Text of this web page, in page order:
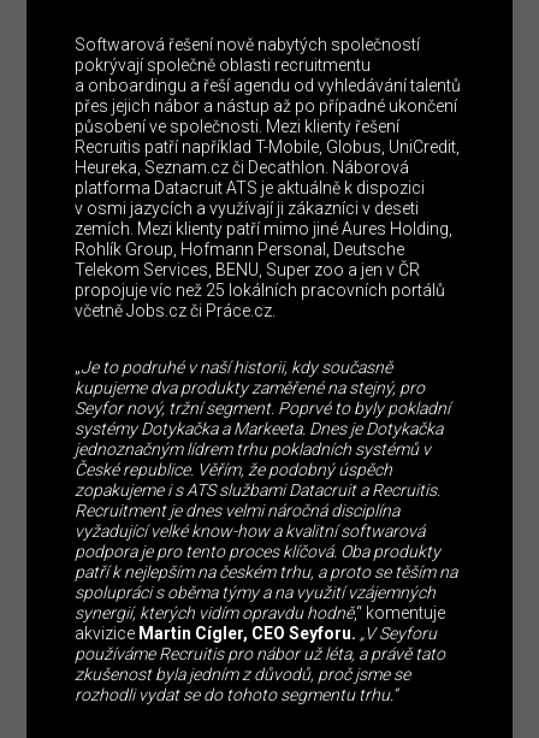
Softwarová řešení nově nabytých společností
pokrývají společně oblasti recruitmentu
a onboardingu a řeší agendu od vyhledávání talentů
přes jejich nábor a nástup až po případné ukončení
působení ve společnosti. Mezi klienty řešení
Recruitis patří například T-Mobile, Globus, UniCredit,
Heureka, Seznam.cz či Decathlon. Náborová
platforma Datacruit ATS je aktuálně k dispozici
v osmi jazycích a využívají ji zákazníci v deseti
zemích. Mezi klienty patří mimo jiné Aures Holding,
Rohlík Group, Hofmann Personal, Deutsche
Telekom Services, BENU, Super zoo a jen v ČR
propojuje víc než 25 lokálních pracovních portálů
včetně Jobs.cz či Práce.cz.
„Je to podruhé v naší historii, kdy současně
kupujeme dva produkty zaměřené na stejný, pro
Seyfor nový, tržní segment. Poprvé to byly pokladní
systémy Dotykačka a Markeeta. Dnes je Dotykačka
jednoznačným lídrem trhu pokladních systémů v
České republice. Věřím, že podobný úspěch
zopakujeme i s ATS službami Datacruit a Recruitis.
Recruitment je dnes velmi náročná disciplína
vyžadující velké know-how a kvalitní softwarová
podpora je pro tento proces klíčová. Oba produkty
patří k nejlepším na českém trhu, a proto se těším na
spolupráci s oběma týmy a na využití vzájemných
synergií, kterých vidím opravdu hodně,“ komentuje
akvizice Martin Cígler, CEO Seyforu. „V Seyforu
používáme Recruitis pro nábor už léta, a právě tato
zkušenost byla jedním z důvodů, proč jsme se
rozhodli vydat se do tohoto segmentu trhu.“